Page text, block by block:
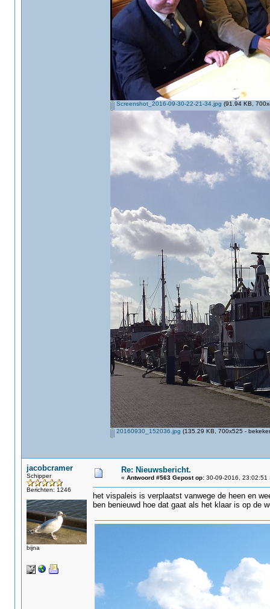
Screenshot_2016-09-30-22-21-34.jpg (91.94 KB,
20160930_152036.jpg (135.29 KB, 700x525 -
jacobcramer
Schipper
Berichten: 1246
bijna
Re: Nieuwsbericht.
« Antwoord #563 Gepost op:30-09-2016, 23:02:51
het vispaleis is verplaatst vanwege de heen en
ben benieuwd hoe dat gaat als het klaar is op de